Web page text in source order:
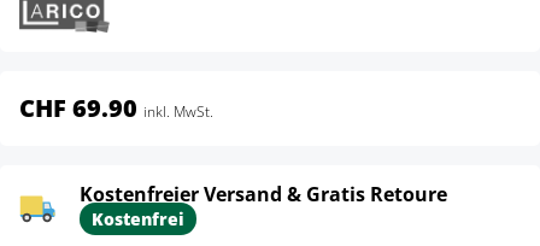
CHF 69.90 inkl. MwSt.
Kostenfreier Versand & Gratis Retoure
Kostenfrei